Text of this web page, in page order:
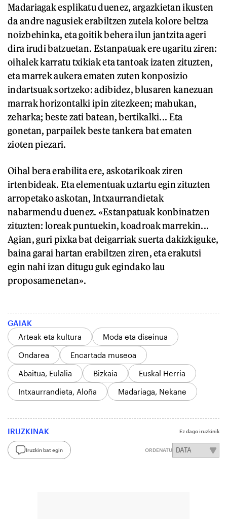
Madariagak esplikatu duenez, argazkietan ikusten
da andre nagusiek erabiltzen zutela kolore beltza
noizbehinka, eta goitik behera ilun jantzita ageri
dira irudi batzuetan. Estanpatuak ere ugaritu ziren:
oihalek karratu txikiak eta tantoak izaten zituzten,
eta marrek aukera ematen zuten konposizio
indartsuak sortzeko: adibidez, blusaren kanezuan
marrak horizontalki ipin zitezkeen; mahukan,
zeharka; beste zati batean, bertikalki... Eta
gonetan, parpailek beste tankera bat ematen
zioten piezari.
Oihal bera erabilita ere, askotarikoak ziren
irtenbideak. Eta elementuak uztartu egin zituzten
arropetako askotan, Intxaurrandietak
nabarmendu duenez. «Estanpatuak konbinatzen
zituzten: loreak puntuekin, koadroak marrekin...
Agian, guri pixka bat deigarriak suerta dakizkiguke,
baina garai hartan erabiltzen ziren, eta erakutsi
egin nahi izan ditugu guk egindako lau
proposamenetan».
GAIAK
Arteak eta kultura
Moda eta diseinua
Ondarea
Encartada museoa
Abaitua, Eulalia
Bizkaia
Euskal Herria
Intxaurrandieta, Aloña
Madariaga, Nekane
IRUZKINAK Ez dago iruzkinik
Iruzkin bat egin ORDENATU